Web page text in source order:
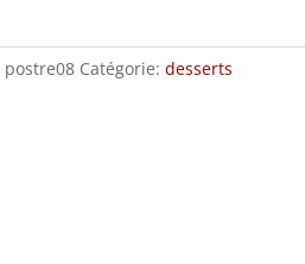
postre08 Catégorie:desserts